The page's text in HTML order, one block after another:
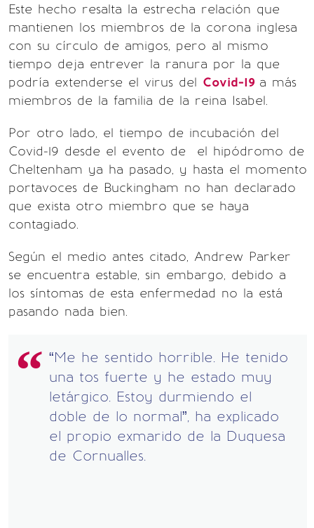
Este hecho resalta la estrecha relación que
mantienen los miembros de la corona inglesa
con su círculo de amigos, pero al mismo
tiempo deja entrever la ranura por la que
podría extenderse el virus del Covid-19 a más
miembros de la familia de la reina Isabel.
Por otro lado, el tiempo de incubación del
Covid-19 desde el evento de el hipódromo de
Cheltenham ya ha pasado, y hasta el momento
portavoces de Buckingham no han declarado
que exista otro miembro que se haya
contagiado.
Según el medio antes citado, Andrew Parker
se encuentra estable, sin embargo, debido a
los síntomas de esta enfermedad no la está
pasando nada bien.
“Me he sentido horrible. He tenido
una tos fuerte y he estado muy
letárgico. Estoy durmiendo el
doble de lo normal”, ha explicado
el propio exmarido de la Duquesa
de Cornualles.